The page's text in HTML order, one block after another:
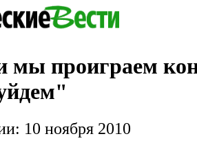
мы проиграем
10 ноября 2010